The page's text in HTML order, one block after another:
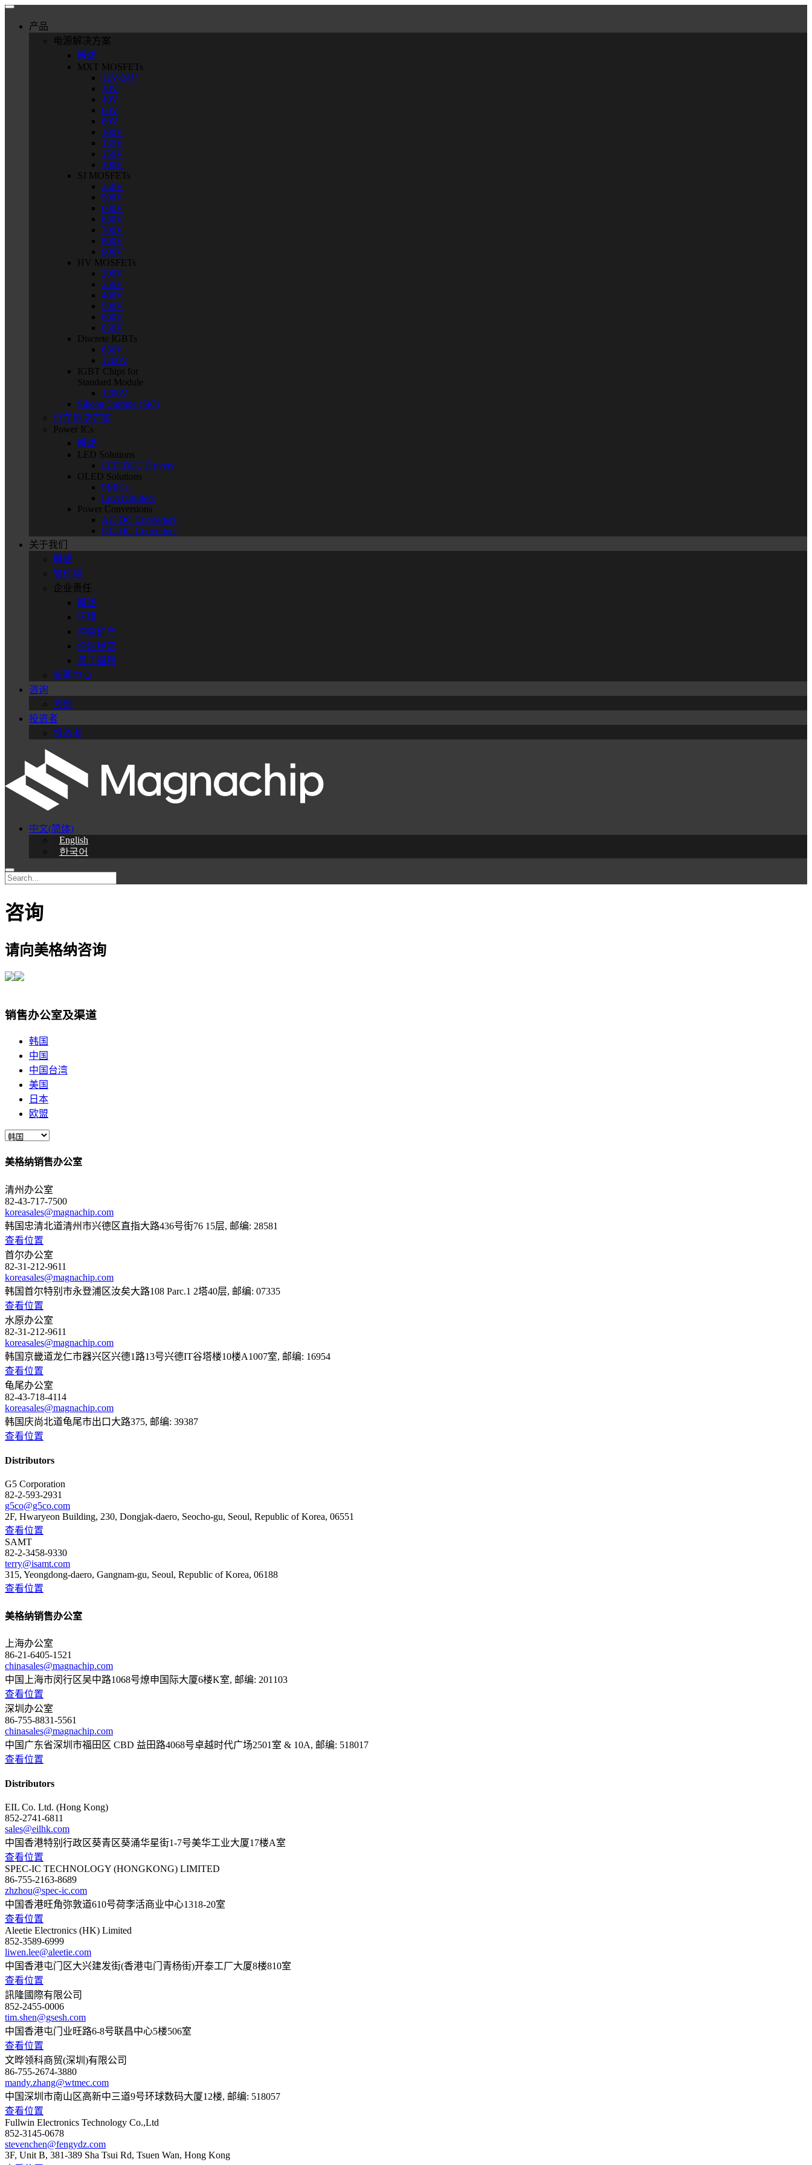
产品
电源解决方案
概述
MXT MOSFETs
12V-24V
30V
40V
60V
80V
100V
135V
150V
200V
SJ MOSFETs
250V
500V
600V
650V
700V
800V
900V
HV MOSFETs
200V
250V
400V
500V
600V
650V
Discrete IGBTs
650V
1200V
IGBT Chips for
Standard Module
1200V
Silicon Carbide (SiC)
汽车解决方案
Power ICs
概述
LED Solutions
LED BLU Drivers
OLED Solutions
PMICs
Level Shifters
Power Conversions
AC-DC Converters
DC-DC Converters
关于我们
概述
管理层
企业责任
概述
环境
冲突矿产
伦理经营
员工福利
新闻中心
咨询
咨询
投资者
投资者
中文(简体)
English
한국어
咨询
请向美格纳咨询
销售办公室及渠道
韩国
中国
中国台湾
美国
日本
欧盟
美格纳销售办公室
清州办公室
82-43-717-7500
koreasales@magnachip.com
韩国忠清北道清州市兴德区直指大路436号街76 15层, 邮编: 28581
查看位置
首尔办公室
82-31-212-9611
koreasales@magnachip.com
韩国首尔特别市永登浦区汝矣大路108 Parc.1 2塔40层, 邮编: 07335
查看位置
水原办公室
82-31-212-9611
koreasales@magnachip.com
韩国京畿道龙仁市器兴区兴德1路13号兴德IT谷塔楼10楼A1007室, 邮编: 16954
查看位置
龟尾办公室
82-43-718-4114
koreasales@magnachip.com
韩国庆尚北道龟尾市出口大路375, 邮编: 39387
查看位置
Distributors
G5 Corporation
82-2-593-2931
g5co@g5co.com
2F, Hwaryeon Building, 230, Dongjak-daero, Seocho-gu, Seoul, Republic of Korea, 06551
查看位置
SAMT
82-2-3458-9330
terry@isamt.com
315, Yeongdong-daero, Gangnam-gu, Seoul, Republic of Korea, 06188
查看位置
美格纳销售办公室
上海办公室
86-21-6405-1521
chinasales@magnachip.com
中国上海市闵行区吴中路1068号燎申国际大厦6楼K室, 邮编: 201103
查看位置
深圳办公室
86-755-8831-5561
chinasales@magnachip.com
中国广东省深圳市福田区 CBD 益田路4068号卓越时代广场2501室 & 10A, 邮编: 518017
查看位置
Distributors
EIL Co. Ltd. (Hong Kong)
852-2741-6811
sales@eilhk.com
中国香港特别行政区葵青区葵涌华星街1-7号美华工业大厦17楼A室
查看位置
SPEC-IC TECHNOLOGY (HONGKONG) LIMITED
86-755-2163-8689
zhzhou@spec-ic.com
中国香港旺角弥敦道610号荷李活商业中心1318-20室
查看位置
Aleetie Electronics (HK) Limited
852-3589-6999
liwen.lee@aleetie.com
中国香港屯门区大兴建发街(香港屯门青杨街)开泰工厂大厦8楼810室
查看位置
訊隆國際有限公司
852-2455-0006
tim.shen@gsesh.com
中国香港屯门业旺路6-8号联昌中心5楼506室
查看位置
文晔领科商贸(深圳)有限公司
86-755-2674-3880
mandy.zhang@wtmec.com
中国深圳市南山区高新中三道9号环球数码大厦12楼, 邮编: 518057
查看位置
Fullwin Electronics Technology Co.,Ltd
852-3145-0678
stevenchen@fengydz.com
3F, Unit B, 381-389 Sha Tsui Rd, Tsuen Wan, Hong Kong